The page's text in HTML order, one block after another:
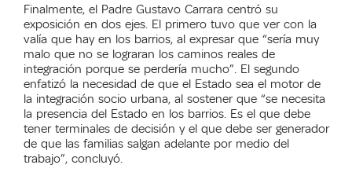
Finalmente, el Padre Gustavo Carrara centró su
exposición en dos ejes. El primero tuvo que ver con la
valía que hay en los barrios, al expresar que “sería muy
malo que no se lograran los caminos reales de
integración porque se perdería mucho”. El segundo
enfatizó la necesidad de que el Estado sea el motor de
la integración socio urbana, al sostener que “se necesita
la presencia del Estado en los barrios. Es el que debe
tener terminales de decisión y el que debe ser generador
de que las familias salgan adelante por medio del
trabajo”, concluyó.